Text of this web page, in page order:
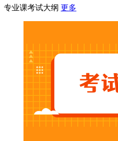
专业课考试大纲 更多